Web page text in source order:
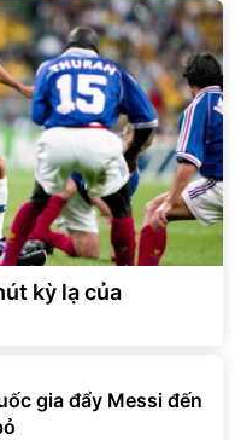
kỳ lạ của
gia đẩy Messi đến